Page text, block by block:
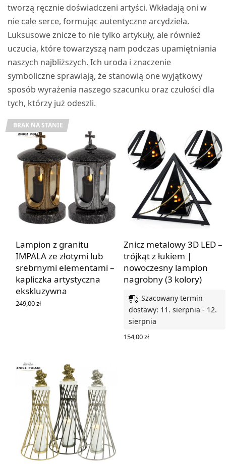
tworzą ręcznie doświadczeni artyści. Wkładają oni w
nie całe serce, formując autentyczne arcydzieła.
Luksusowe znicze to nie tylko artykuły, ale również
uczucia, które towarzyszą nam podczas upamiętniania
naszych najbliższych. Ich uroda i znaczenie
symboliczne sprawiają, że stanowią one wyjątkowy
sposób wyrażenia naszego szacunku oraz czułości dla
tych, którzy już odeszli.
BRAK NA STANIE
Lampion z granitu
IMPALA ze złotymi lub
srebrnymi elementami –
kapliczka artystyczna
ekskluzywna
249,00zł
Znicz metalowy 3D LED –
trójkąt z łukiem |
nowoczesny lampion
nagrobny (3 kolory)
Szacowany termin
dostawy: 11. sierpnia - 12.
sierpnia
154,00zł